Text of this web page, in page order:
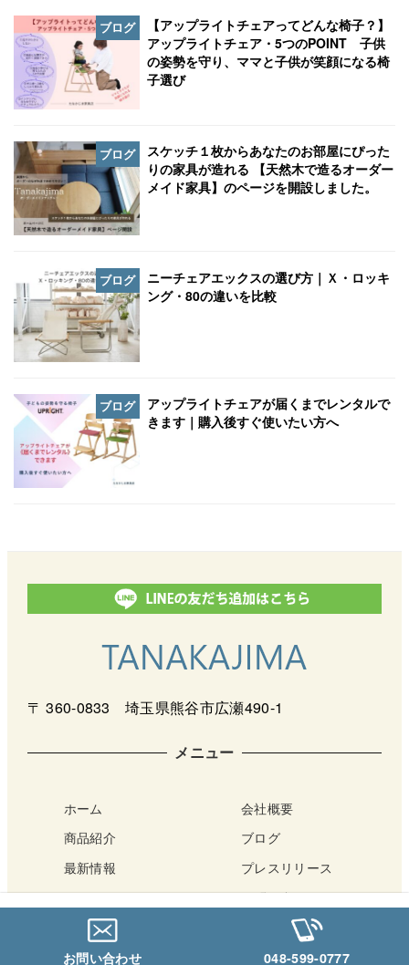
ブログ
【アップライトチェアってどんな椅子？】
アップライトチェア・5つのPOINT 子供
の姿勢を守り、ママと子供が笑顔になる椅
子選び
ブログ
スケッチ１枚からあなたのお部屋にぴった
りの家具が造れる 【天然木で造るオーダー
メイド家具】のページを開設しました。
ブログ
ニーチェアエックスの選び方｜Ｘ・ロッキ
ング・80の違いを比較
ブログ
アップライトチェアが届くまでレンタルで
きます｜購入後すぐ使いたい方へ
〒 360-0833 埼玉県熊谷市広瀬490-1
メニュー
ホーム
商品紹介
最新情報
サポート
アクセス・店舗案内
会社概要
ブログ
プレスリリース
お問い合わせ
Netショップ
お問い合わせ 048-599-0777